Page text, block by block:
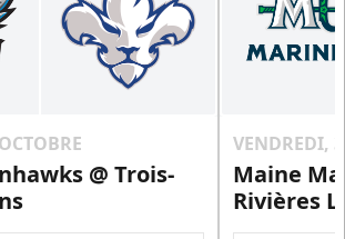
@ Trois-
VENDREDI,
Maine
Rivières